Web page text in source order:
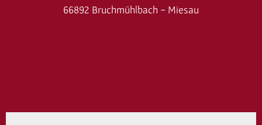
66892 Bruchmühlbach - Miesau